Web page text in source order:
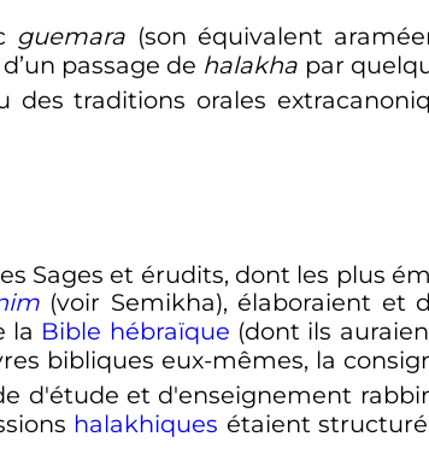
guemara (son équivalent
passage de halakha par
traditions orales
Sages et érudits, dont les plus
(voir Semikha), élaboraient et
la Bible hébraïque (dont ils
bibliques eux-mêmes, la
d'étude et d'enseignement
halakhiques étaient